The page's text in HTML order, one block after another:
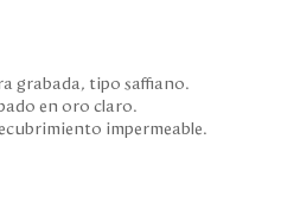
grabada, tipo saffiano.
en oro claro.
impermeable.